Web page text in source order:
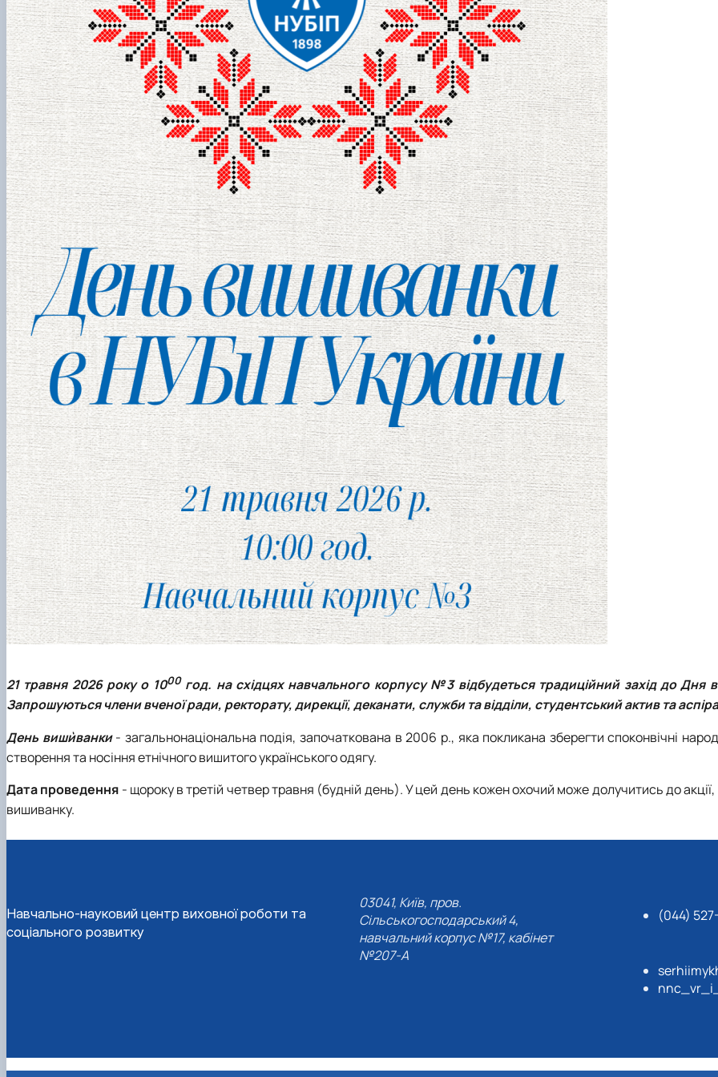
21 травня 2026 року о 1000год. на східцях навчального корпусу №3 відбудеться традиційний захід до Дня
Запрошуються члени вченої ради, ректорату, дирекції, деканати, служби та відділи, студентський актив та
День вишѝванки- загальнонаціональна подія, започаткована в 2006 р., яка покликана зберегти споконвічні
створення та носіння етнічного вишитого українського одягу.
Дата проведення - щороку в третій четвер травня (будній день). У цей день кожен охочий може долучитись до
вишиванку.
Навчально-науковий центр виховної роботи та
соціального розвитку
03041, Київ, пров.
Сільськогосподарський 4,
навчальний корпус №17, кабінет
№207-А
(044)